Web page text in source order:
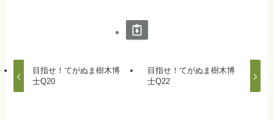
目指せ！てがぬま樹木博
士Q20
目指せ！てがぬま樹木博
士Q22